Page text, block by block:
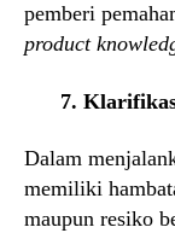
pemberi
product
7.
Dalam
memiliki
maupun resiko